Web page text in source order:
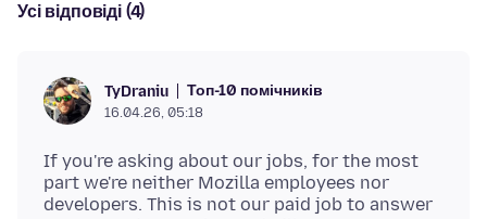
Усі відповіді (4)
TyDraniu Топ-10 помічників
16.04.26, 05:18
If you're asking about our jobs, for the most
part we're neither Mozilla employees nor
developers. This is not our paid job to answer